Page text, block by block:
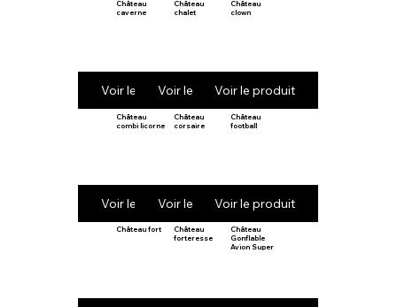
Château
caverne
Voir le produit
Château
chalet
Voir le produit
Château
clown
Voir le produit
Château
combi licorne
Voir le produit
Château
corsaire
Voir le produit
Château
football
Voir le produit
Château fort
Château
forteresse
Château
Gonflable
Avion Super